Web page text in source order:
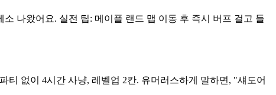
나왔어요. 실전 팁: 메이플 랜드 맵 이동 후 즉시 버프 걸고 들
티 없이 4시간 사냥, 레벨업 2칸. 유머러스하게 말하면, "섀도어